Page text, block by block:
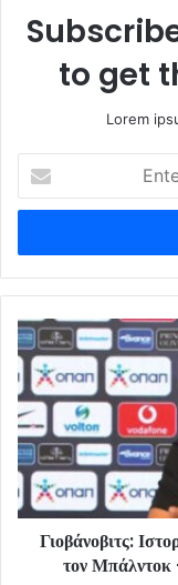
to get
Lorem
your
Email
Γιοβάνοβιτς:
τον Μπάλντοκ